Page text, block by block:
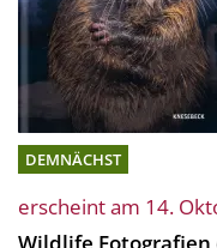
DEMNÄCHST
erscheint am 14.